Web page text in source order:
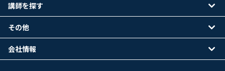
講師を探す
その他
会社情報